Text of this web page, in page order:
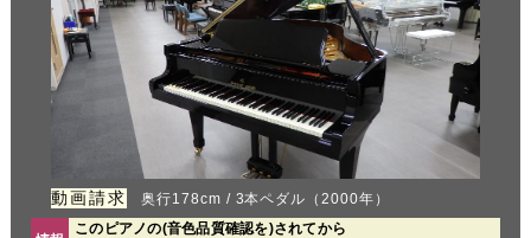
動画請求 奥行178cm / 3本ペダル（2000年）
このピアノの(音色品質確認を)されてから